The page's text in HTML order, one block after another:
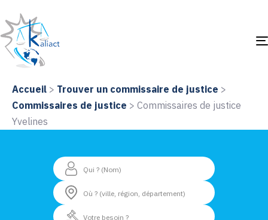
Accueil > Trouver un commissaire de justice >
Commissaires de justice > Commissaires de justice
Yvelines